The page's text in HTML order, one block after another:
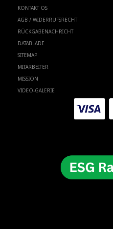
KONTAKT OS
AGB / WIDERRUFSRECHT
RÜCKGABENACHRICHT
DATABLADE
SITEMAP
MITARBEITER
MISSION
VIDEO-GALERIE